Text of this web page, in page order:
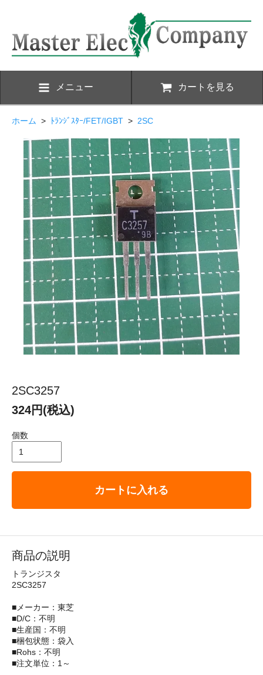
メニュー カートを見る
ホーム > ﾄﾗﾝｼﾞｽﾀｰ/FET/IGBT > 2SC
2SC3257
324円(税込)
個数
カートに入れる
商品の説明
トランジスタ
2SC3257
■メーカー：東芝
■D/C：不明
■生産国：不明
■梱包状態：袋入
■Rohs：不明
■注文単位：1～